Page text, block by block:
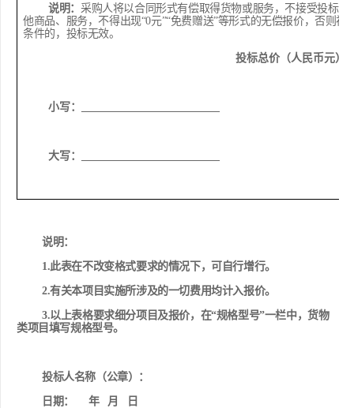
说明： 采购人将以合同形式有偿取得货物或服务，不接受投标
他商品、服务，不得出现“0元”“免费赠送”等形式的无偿报价，否则
条件的，投标无效。
投标总价（人民币元）
小写：
大写：
说明：
1.此表在不改变格式要求的情况下，可自行增行。
2.有关本项目实施所涉及的一切费用均计入报价。
3.以上表格要求细分项目及报价，在“规格型号”一栏中，货物
类项目填写规格型号。
投标人名称（公章）：
日期： 年 月 日